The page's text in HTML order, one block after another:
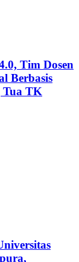
Tim Dosen
Berbasis
Tua TK